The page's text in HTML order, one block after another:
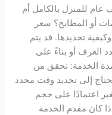
للمنزل بالكامل أم
أو المطابخ؟ سعر
تحديدها. قد يتم
الغرف أو بناءً على
الخدمة: تحقق من
إلى تحديد وقت محدد
اعتمادًا على حجم
كان مقدم الخدمة